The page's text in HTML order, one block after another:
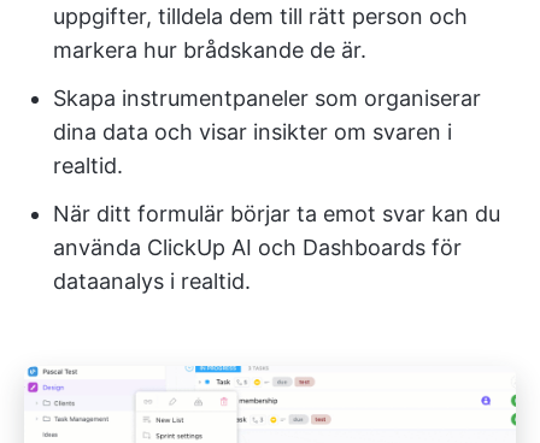
uppgifter, tilldela dem till rätt person och
markera hur brådskande de är.
Skapa instrumentpaneler som organiserar
dina data och visar insikter om svaren i
realtid.
När ditt formulär börjar ta emot svar kan du
använda ClickUp AI och Dashboards för
dataanalys i realtid.